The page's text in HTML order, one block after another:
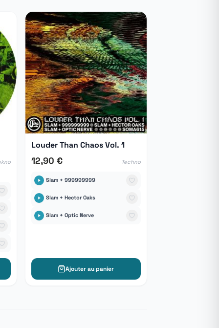
Louder Than Chaos Vol. 1
12,90 € Techno
Slam + 999999999
Slam + Hector Oaks
Slam + Optic Nerve
Ajouter au panier